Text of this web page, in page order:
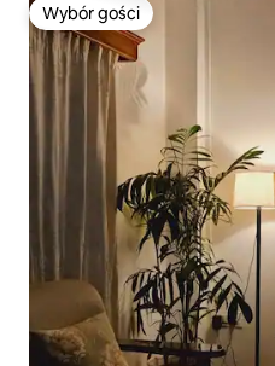
Wybór gości
Wybór gości